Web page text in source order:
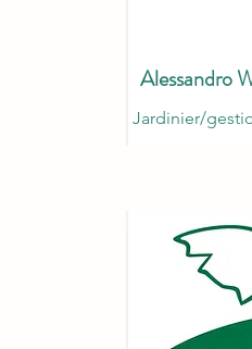
Alessandro
Jardinier/